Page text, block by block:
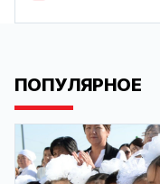
ПОПУЛЯРНОЕ